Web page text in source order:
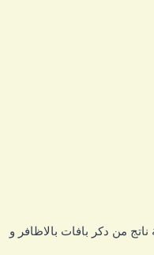
من دكر بافات بالاظافر و